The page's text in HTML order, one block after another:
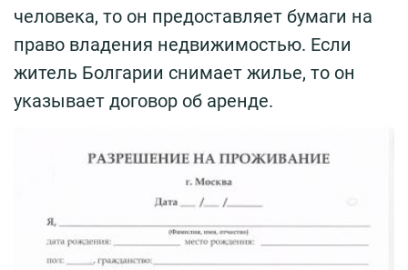
человека, то он предоставляет бумаги на
право владения недвижимостью. Если
житель Болгарии снимает жилье, то он
указывает договор об аренде.